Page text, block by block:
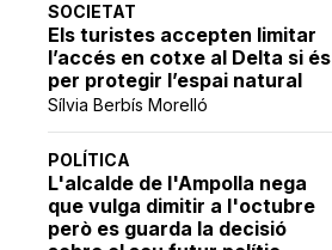
SOCIETAT
Els turistes accepten limitar
l’accés en cotxe al Delta si és
per protegir l’espai natural
Sílvia Berbís Morelló
POLÍTICA
L'alcalde de l'Ampolla nega
que vulga dimitir a l'octubre
però es guarda la decisió